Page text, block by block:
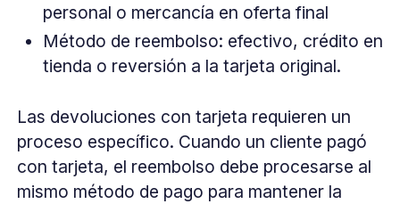
personal o mercancía en oferta final
Método de reembolso: efectivo, crédito en
tienda o reversión a la tarjeta original.
Las devoluciones con tarjeta requieren un
proceso específico. Cuando un cliente pagó
con tarjeta, el reembolso debe procesarse al
mismo método de pago para mantener la